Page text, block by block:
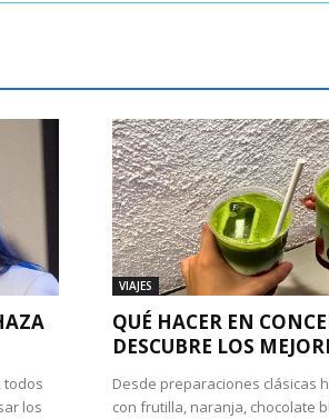
todos
los
VIAJES
QUÉ HACER EN
DESCUBRE LOS
Desde preparaciones clásicas
con frutilla, naranja, chocolate